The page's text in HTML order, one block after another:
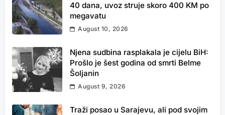
40 dana, uvoz struje skoro 400 KM po
megavatu
August 10, 2026
Njena sudbina rasplakala je cijelu BiH:
Prošlo je šest godina od smrti Belme
Šoljanin
August 9, 2026
Traži posao u Sarajevu, ali pod svojim